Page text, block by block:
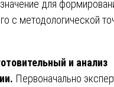
для
с методологической
и анализ
Первоначально